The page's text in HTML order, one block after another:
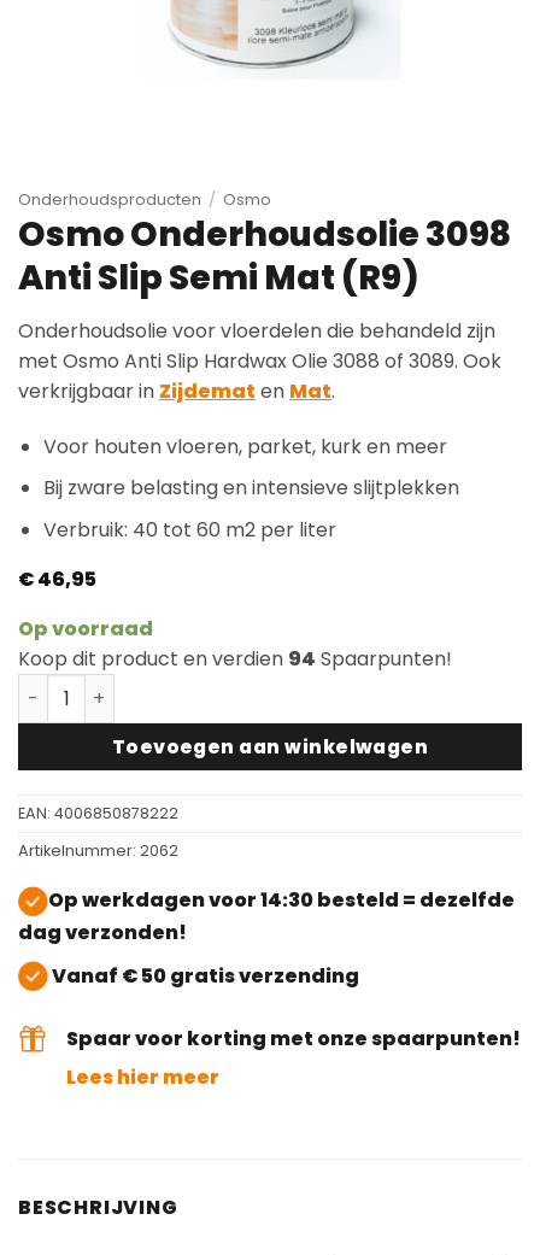
Onderhoudsproducten / Osmo
Osmo Onderhoudsolie 3098
Anti Slip Semi Mat (R9)
Onderhoudsolie voor vloerdelen die behandeld zijn
met Osmo Anti Slip Hardwax Olie 3088 of 3089. Ook
verkrijgbaar in Zijdemat en Mat.
Voor houten vloeren, parket, kurk en meer
Bij zware belasting en intensieve slijtplekken
Verbruik: 40 tot 60 m2 per liter
€46,95
Op voorraad
Koop dit product en verdien 94 Spaarpunten!
Osmo Onderhoudsolie 3098 Anti Slip Semi Mat (R9)
Toevoegen aan winkelwagen
EAN: 4006850878222
Artikelnummer: 2062
Op werkdagen voor 14:30 besteld = dezelfde
dag verzonden!
Vanaf € 50 gratis verzending
Spaar voor korting met onze spaarpunten!
Lees hier meer
BESCHRIJVING